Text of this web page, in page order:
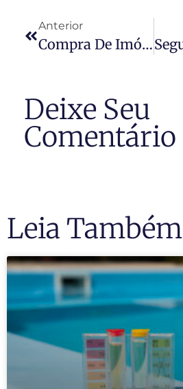
Anterior
Compra De Imóvel Em Leilão E As Dívidas De IPTU/ITR
Deixe Seu
Comentário
Leia Também